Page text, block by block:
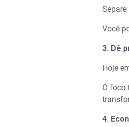
Você
3. Dê
Hoje
O foco
4.